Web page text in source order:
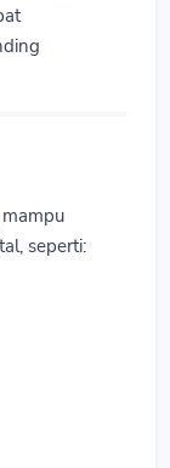
seperti: